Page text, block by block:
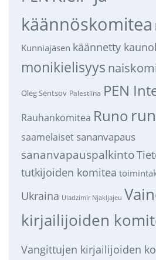
käännöskomitea
Kunniajäsen käännetty
monikielisyys
Oleg Sentsov Palestiina PEN
Rauhankomitea Runo
saamelaiset sananvapaus
sananvapauspalkinto
tutkijoiden komitea
Ukraina Uladzimir Njakljajeu
kirjailijoiden
Vangittujen kirjailijoiden